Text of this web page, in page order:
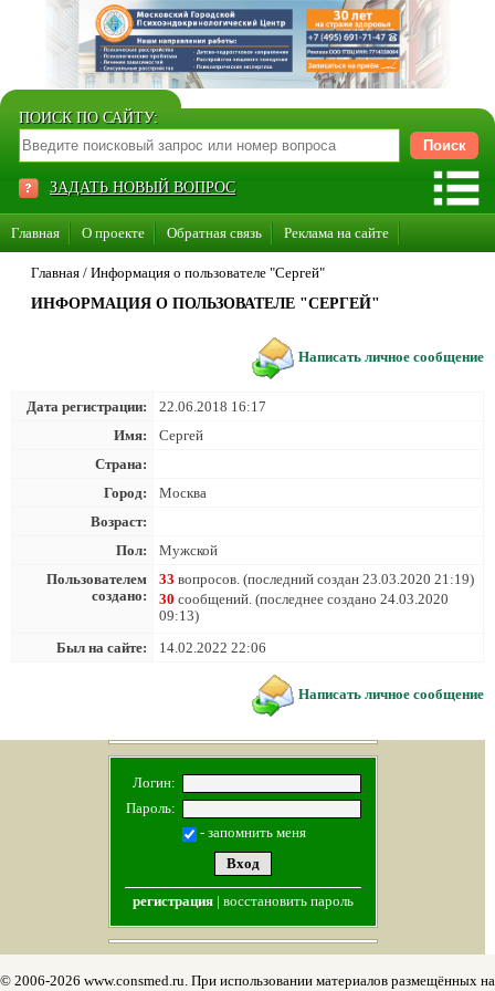
ПОИСК ПО САЙТУ:
ЗАДАТЬ НОВЫЙ ВОПРОС
Главная О проекте Обратная связь Реклама на сайте
Стать консультантом нашего сайта
Суперакция «Каждому врачу свой сайт»
Главная / Информация о пользователе "Сергей"
ИНФОРМАЦИЯ О ПОЛЬЗОВАТЕЛЕ "СЕРГЕЙ"
Написать личное сообщение
Дата регистрации:
22.06.2018 16:17
Имя:
Сергей
Страна:
Город:
Москва
Возраст:
Пол:
Мужской
Пользователем
создано:
33 вопросов. (последний создан 23.03.2020 21:19)
30 сообщений. (последнее создано 24.03.2020
09:13)
Был на сайте:
14.02.2022 22:06
Написать личное сообщение
Логин:
Пароль:
- запомнить меня
регистрация| восстановить пароль
© 2006-2026 www.consmed.ru. При использовании материалов размещённых на